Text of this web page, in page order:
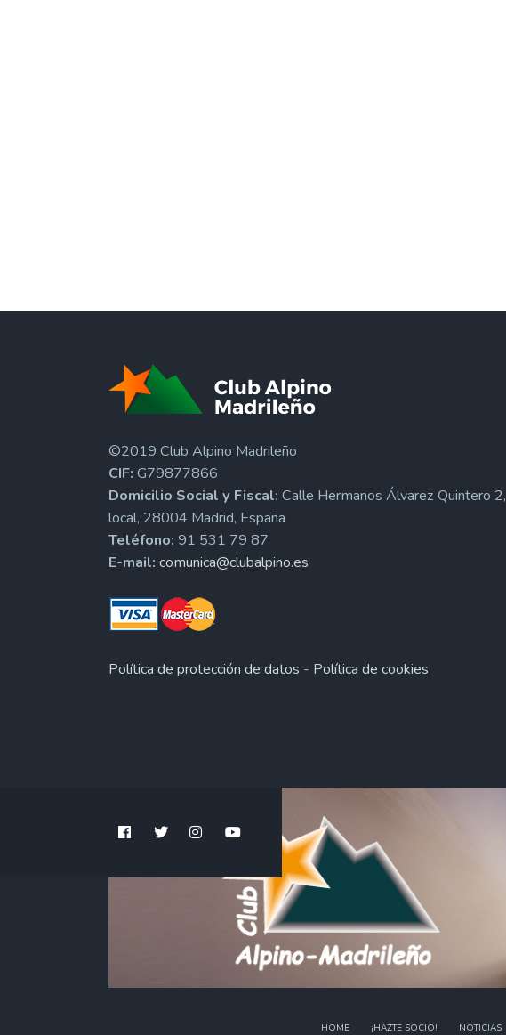
©2019 Club Alpino Madrileño
CIF: G79877866
Domicilio Social y Fiscal: Calle Hermanos Álvarez Quintero 2,
local, 28004 Madrid, España
Teléfono: 91 531 79 87
E-mail: comunica@clubalpino.es
Política de protección de datos - Política de cookies
HOME ¡HAZTE SOCIO! NOTICIAS